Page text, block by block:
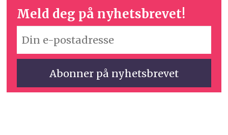
Meld deg på nyhetsbrevet!